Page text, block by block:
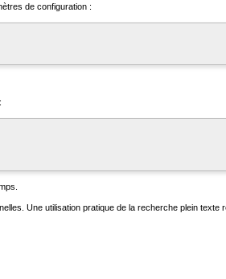
de configuration :
:
Une utilisation pratique de la recherche plein texte